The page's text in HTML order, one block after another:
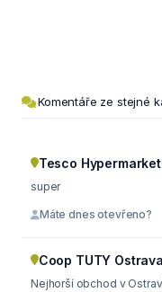
Komentáře ze stejné
Tesco
super
Máte dnes otevřeno?
Coop TUTY
Nejhorší obchod v